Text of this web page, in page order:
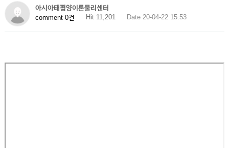
아시아태평양이론물리센터
comment 0건
Hit 11,201 Date 20-04-22 15:53